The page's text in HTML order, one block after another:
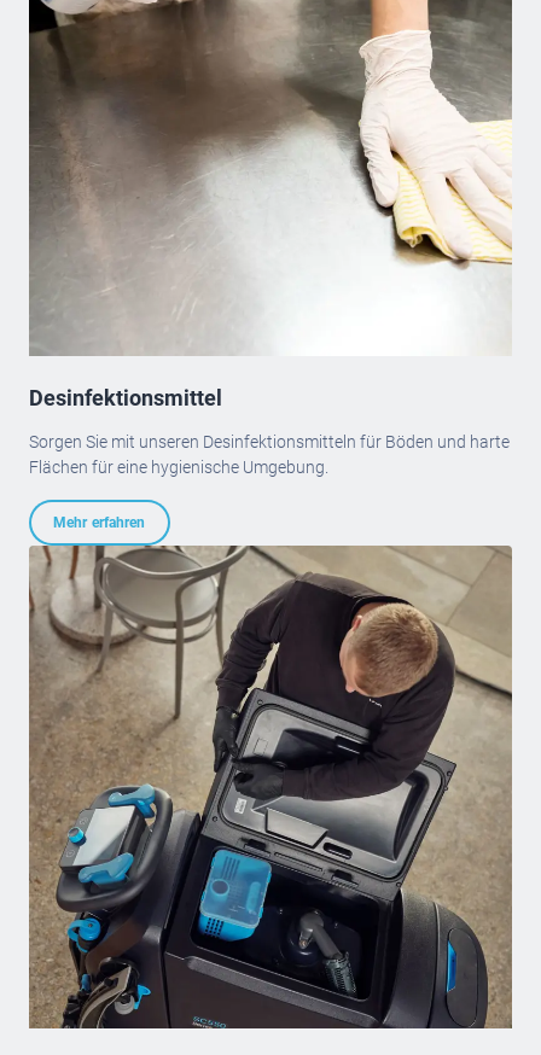
Desinfektionsmittel
Sorgen Sie mit unseren Desinfektionsmitteln für Böden und harte
Flächen für eine hygienische Umgebung.
Mehr erfahren